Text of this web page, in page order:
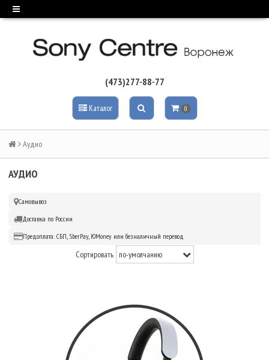
(473)277-88-77
Каталог 0
Аудио
АУДИО
Самовывоз
Доставка по России
Предоплата: СБП, SberPay, ЮMoney или безналичный перевод
Сортировать